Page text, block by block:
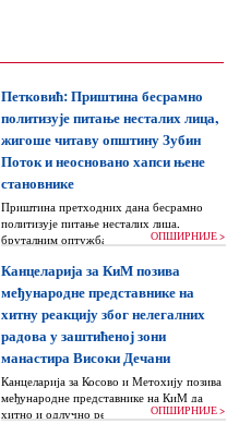
Петковић: Приштина бесрамно
политизује питање несталих лица,
жигоше читаву општину Зубин
Поток и неосновано хапси њене
становнике
Приштина претходних дана бесрамно
политизује питање несталих лица,
бруталним оптужбама на рачун Београда
жигоше...
ОПШИРНИЈЕ >
Канцеларија за КиМ позива
међународне представнике на
хитну реакцију због нелегалних
радова у заштићеној зони
манастира Високи Дечани
Канцеларија за Косово и Метохију позива
међународне представнике на КиМ да
хитно и одлучно реагују и да безОПШИРНИЈЕ >